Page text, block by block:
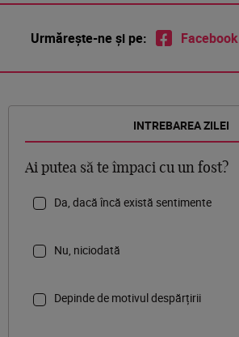
Urmărește-ne și pe: Facebook
INTREBAREA ZILEI
Ai putea să te împaci cu un fost?
Da, dacă încă există sentimente
Nu, niciodată
Depinde de motivul despărțirii